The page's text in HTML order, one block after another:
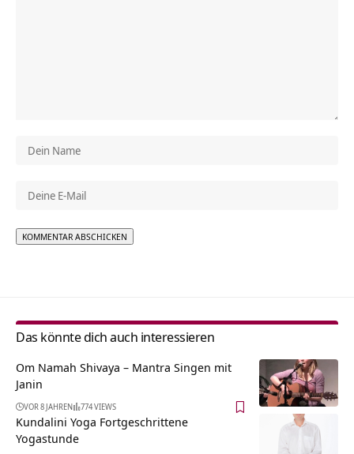
Das könnte dich auch interessieren
Om Namah Shivaya – Mantra Singen mit
Janin
VOR 8 JAHREN 774 VIEWS
Kundalini Yoga Fortgeschrittene
Yogastunde